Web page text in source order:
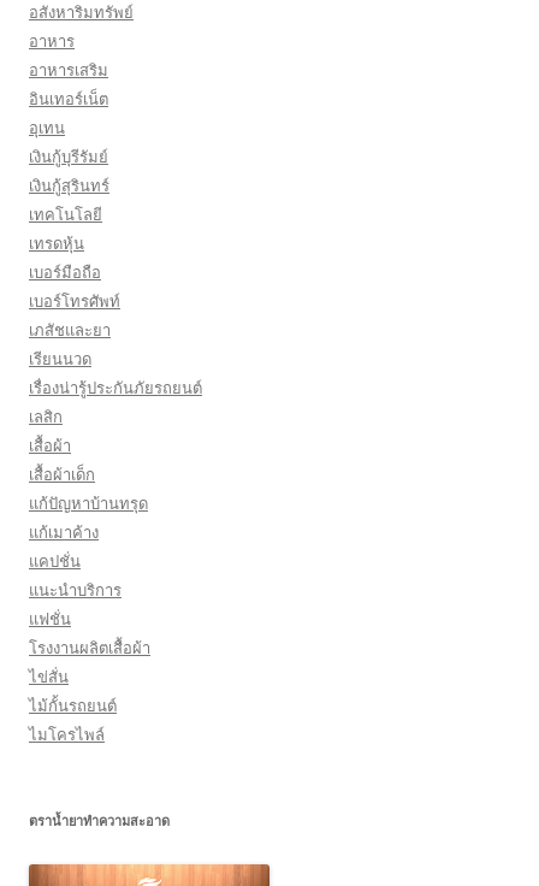
อสังหาริมทรัพย์
อาหาร
อาหารเสริม
อินเทอร์เน็ต
อุเทน
เงินกู้บุรีรัมย์
เงินกู้สุรินทร์
เทคโนโลยี
เทรดหุ้น
เบอร์มือถือ
เบอร์โทรศัพท์
เภสัชและยา
เรียนนวด
เรื่องน่ารู้ประกันภัยรถยนต์
เลสิก
เสื้อผ้า
เสื้อผ้าเด็ก
แก้ปัญหาบ้านทรุด
แก้เมาค้าง
แคปชั่น
แนะนำบริการ
แฟชั่น
โรงงานผลิตเสื้อผ้า
ไข่สั่น
ไม้กั้นรถยนต์
ไมโครไพล์
ตราน้ำยาทำความสะอาด